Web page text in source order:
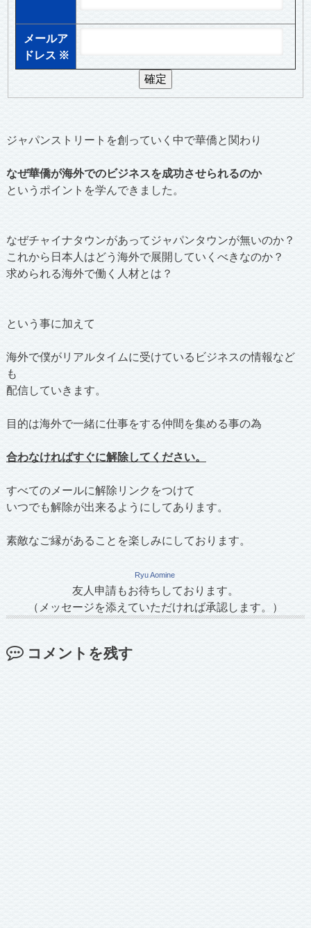
メールア
ドレス ※
ジャパンストリートを創っていく中で華僑と関わり
なぜ華僑が海外でのビジネスを成功させられるのか
というポイントを学んできました。
なぜチャイナタウンがあってジャパンタウンが無いのか？
これから日本人はどう海外で展開していくべきなのか？
求められる海外で働く人材とは？
という事に加えて
海外で僕がリアルタイムに受けているビジネスの情報など
も
配信していきます。
目的は海外で一緒に仕事をする仲間を集める事の為
合わなければすぐに解除してください。
すべてのメールに解除リンクをつけて
いつでも解除が出来るようにしてあります。
素敵なご縁があることを楽しみにしております。
Ryu Aomine
友人申請もお待ちしております。
（メッセージを添えていただければ承認します。）
コメントを残す